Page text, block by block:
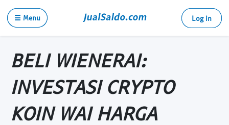
☰ Menu Log in
BELI WIENERAI:
INVESTASI CRYPTO
KOIN WAI HARGA